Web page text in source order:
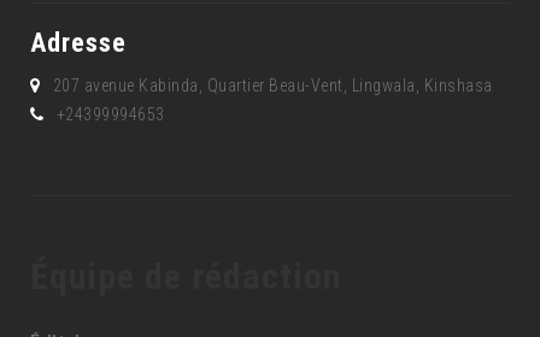
Adresse
207 avenue Kabinda, Quartier Beau-Vent, Lingwala, Kinshasa
+24399994653